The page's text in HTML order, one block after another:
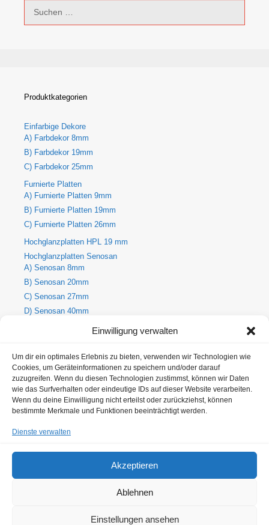
Einwilligung verwalten
Um dir ein optimales Erlebnis zu bieten, verwenden wir Technologien wie
Cookies, um Geräteinformationen zu speichern und/oder darauf
zuzugreifen. Wenn du diesen Technologien zustimmst, können wir Daten
wie das Surfverhalten oder eindeutige IDs auf dieser Website verarbeiten.
Wenn du deine Einwilligung nicht erteilst oder zurückziehst, können
bestimmte Merkmale und Funktionen beeinträchtigt werden.
Dienste verwalten
Akzeptieren
Ablehnen
Einstellungen ansehen
nach:
Produktkategorien
Einfarbige Dekore
A) Farbdekor 8mm
B) Farbdekor 19mm
C) Farbdekor 25mm
Furnierte Platten
A) Furnierte Platten 9mm
B) Furnierte Platten 19mm
C) Furnierte Platten 26mm
Hochglanzplatten HPL 19 mm
Hochglanzplatten Senosan
A) Senosan 8mm
B) Senosan 20mm
C) Senosan 27mm
D) Senosan 40mm
A) Holz-Dekorplatte 8mm
B) Holz-Dekorplatte 19mm
C) Holz-Dekorplatte 25mm
Metallic Hochglanzplatten Senosan
A) Metallic Senosan 8mm
E) Metallic Senosan 50 mm